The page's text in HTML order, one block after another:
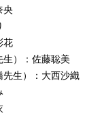
央
花
生）：佐藤聡美
先生）：大西沙織